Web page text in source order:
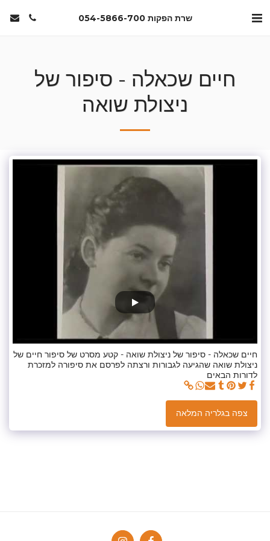
שרת הפקות 054-5866-700
חיים שכאלה - סיפור של
ניצולת שואה
חיים שכאלה - סיפור של ניצולת שואה - קטע מסרט של סיפור חיים של
ניצולת שואה שהגיעה לגבורות ורצתה לפרסם את סיפורה למזכרת
לדורות הבאים
צפה בגלריה המלאה